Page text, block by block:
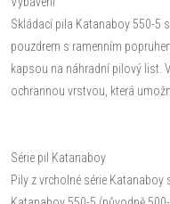
Skládací pila Katanaboy 550-5
pouzdrem s ramenním
kapsou na náhradní pilový list.
ochrannou vrstvou, která
Série pil Katanaboy
Pily z vrcholné série Katanaboy